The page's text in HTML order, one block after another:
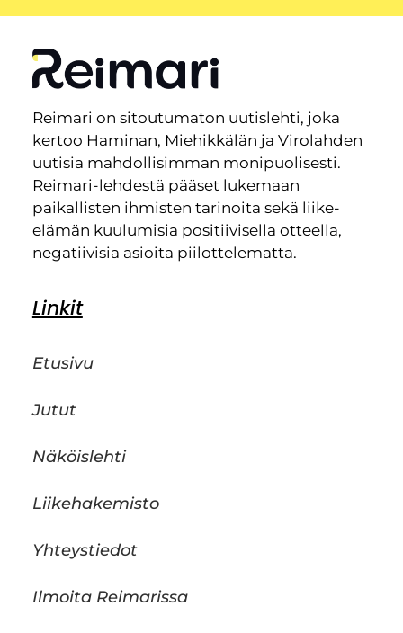
Reimari on sitoutumaton uutislehti, joka
kertoo Haminan, Miehikkälän ja Virolahden
uutisia mahdollisimman monipuolisesti.
Reimari-lehdestä pääset lukemaan
paikallisten ihmisten tarinoita sekä liike-
elämän kuulumisia positiivisella otteella,
negatiivisia asioita piilottelematta.
Linkit
Etusivu
Jutut
Näköislehti
Liikehakemisto
Yhteystiedot
Ilmoita Reimarissa